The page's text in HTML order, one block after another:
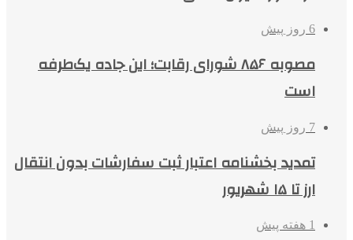
6 روز پیش
مصوبه ۸۵۶ شورای رقابت؛ این جاده یک‌طرفه
است
7 روز پیش
تمدید بخشنامه اعتبار ثبت سفارشات بدون انتقال
ارز تا ۱۵ شهریور
1 هفته پیش